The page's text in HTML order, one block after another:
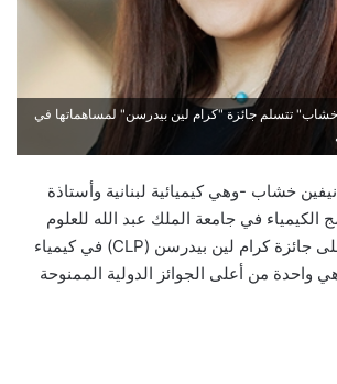
خشاب" تتسلم جائزة "كرام لين بيدرسن" لمساهماتها في
خشاب -وهي كيميائية لبنانية وأستاذة
الكيمياء في جامعة الملك عبد الله للعلوم
)- على جائزة كرام لين بيدرسن (CLP) في كيمياء
واحدة من أعلى الجوائز الدولية الممنوحة